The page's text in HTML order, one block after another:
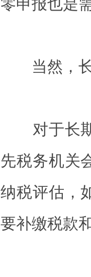
零申报也是
当然，长
对于长期
先税务机关
纳税评估，
要补缴税款